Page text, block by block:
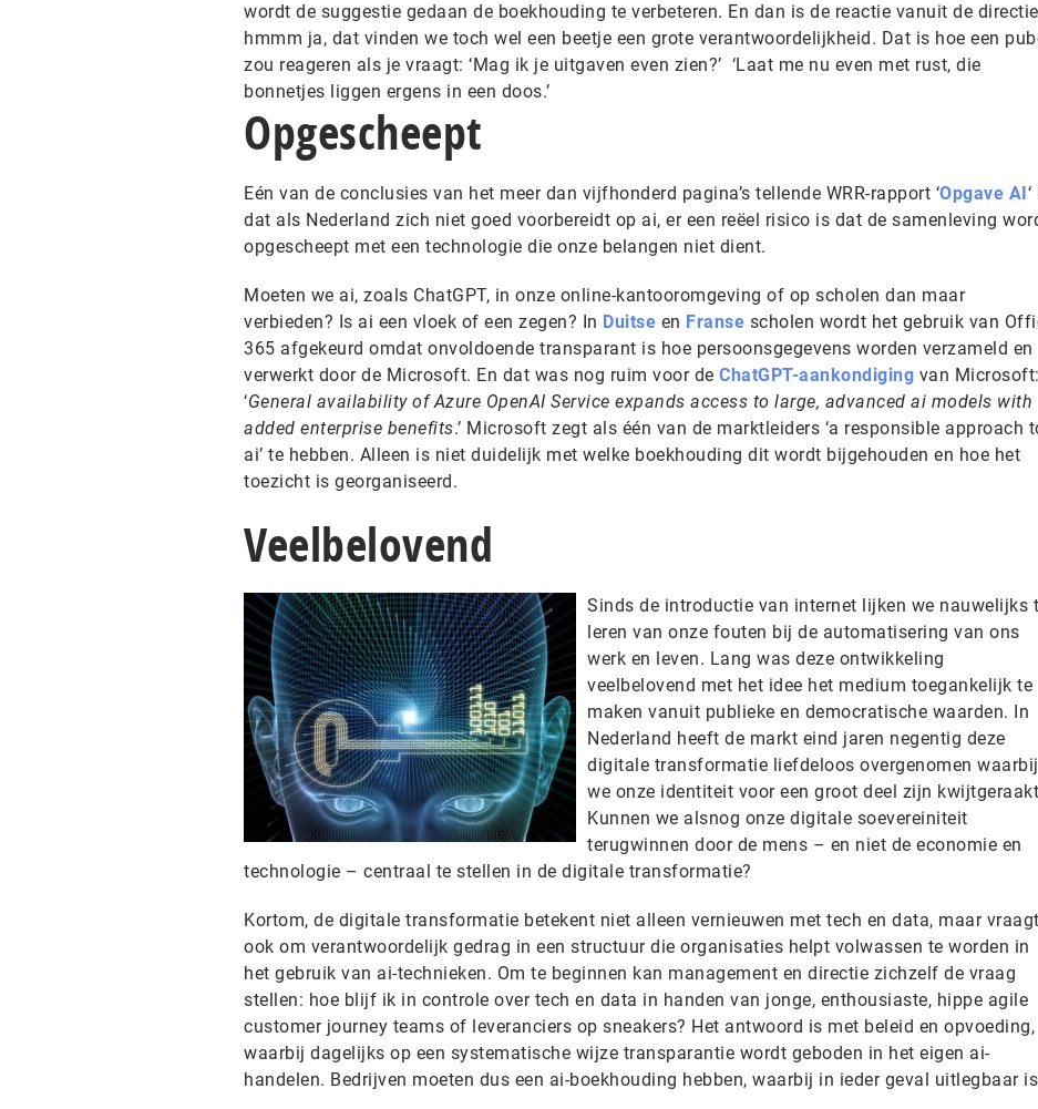
wordt de suggestie gedaan de boekhouding te verbeteren. En dan is de reactie vanuit de
hmmm ja, dat vinden we toch wel een beetje een grote verantwoordelijkheid. Dat is hoe een
zou reageren als je vraagt: ‘Mag ik je uitgaven even zien?’ ‘Laat me nu even met rust, die
bonnetjes liggen ergens in een doos.’
Opgescheept
Eén van de conclusies van het meer dan vijfhonderd pagina’s tellende WRR-rapport ‘Opgave AI
dat als Nederland zich niet goed voorbereidt op ai, er een reëel risico is dat de samenleving
opgescheept met een technologie die onze belangen niet dient.
Moeten we ai, zoals ChatGPT, in onze online-kantooromgeving of op scholen dan maar
verbieden? Is ai een vloek of een zegen? In Duitse en Franse scholen wordt het gebruik van
365 afgekeurd omdat onvoldoende transparant is hoe persoonsgegevens worden verzameld en
verwerkt door de Microsoft. En dat was nog ruim voor de ChatGPT-aankondiging van Microsoft:
‘General availability of Azure OpenAI Service expands access to large, advanced ai models with
added enterprise benefits.’ Microsoft zegt als één van de marktleiders ‘a responsible approach
ai’ te hebben. Alleen is niet duidelijk met welke boekhouding dit wordt bijgehouden en hoe het
toezicht is georganiseerd.
Veelbelovend
Sinds de introductie van internet lijken we nauwelijks
leren van onze fouten bij de automatisering van ons
werk en leven. Lang was deze ontwikkeling
veelbelovend met het idee het medium toegankelijk te
maken vanuit publieke en democratische waarden. In
Nederland heeft de markt eind jaren negentig deze
digitale transformatie liefdeloos overgenomen waarbij
we onze identiteit voor een groot deel zijn
Kunnen we alsnog onze digitale soevereiniteit
terugwinnen door de mens – en niet de economie en
technologie – centraal te stellen in de digitale transformatie?
Kortom, de digitale transformatie betekent niet alleen vernieuwen met tech en data, maar vraagt
ook om verantwoordelijk gedrag in een structuur die organisaties helpt volwassen te worden in
het gebruik van ai-technieken. Om te beginnen kan management en directie zichzelf de vraag
stellen: hoe blijf ik in controle over tech en data in handen van jonge, enthousiaste, hippe agile
customer journey teams of leveranciers op sneakers? Het antwoord is met beleid en opvoeding,
waarbij dagelijks op een systematische wijze transparantie wordt geboden in het eigen ai-
handelen. Bedrijven moeten dus een ai-boekhouding hebben, waarbij in ieder geval uitlegbaar